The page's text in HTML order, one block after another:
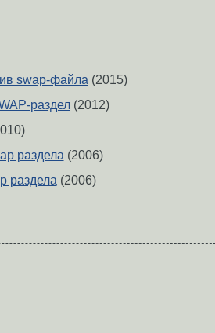
swap-файла(2015)
раздел(2012)
раздела(2006)
раздела(2006)